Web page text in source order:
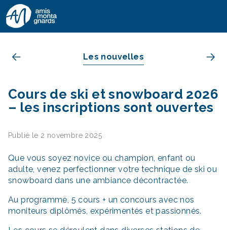
Aller au contenu
Les nouvelles
Cours de ski et snowboard 2026
– les inscriptions sont ouvertes
Publié le 2 novembre 2025
Que vous soyez novice ou champion, enfant ou
adulte, venez perfectionner votre technique de ski ou
snowboard dans une ambiance décontractée.
Au programme, 5 cours + un concours avec nos
moniteurs diplômés, expérimentés et passionnés.